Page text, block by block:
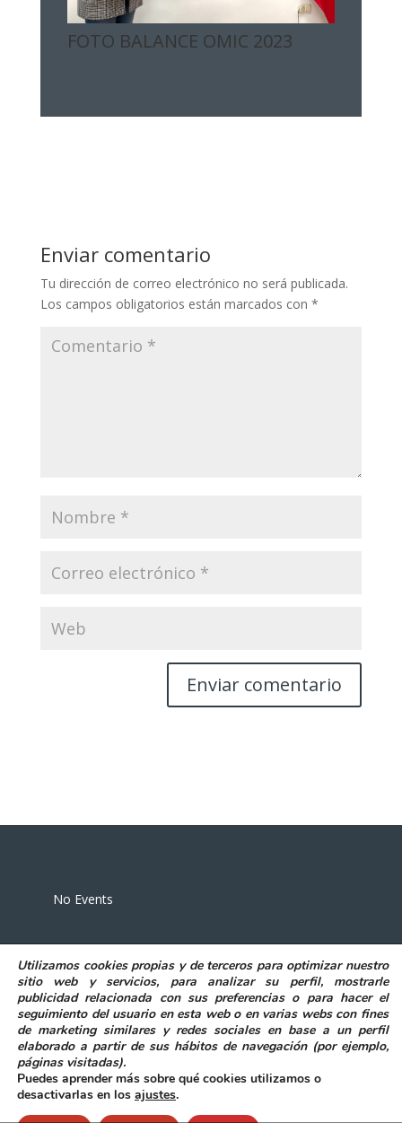
FOTO BALANCE OMIC 2023
Enviar comentario
Tu dirección de correo electrónico no será publicada.
Los campos obligatorios están marcados con *
No Events
POLITICA DE PRIVACIDAD
AVISO LEGAL
POLITICA DE COOKIES
DECLARACIÓN DE ACCESIBILIDAD
Utilizamos cookies propias y de terceros para optimizar nuestro
sitio web y servicios, para analizar su perfil, mostrarle
publicidad relacionada con sus preferencias o para hacer el
seguimiento del usuario en esta web o en varias webs con fines
de marketing similares y redes sociales en base a un perfil
elaborado a partir de sus hábitos de navegación (por ejemplo,
páginas visitadas).
Puedes aprender más sobre qué cookies utilizamos o
desactivarlas en los ajustes.